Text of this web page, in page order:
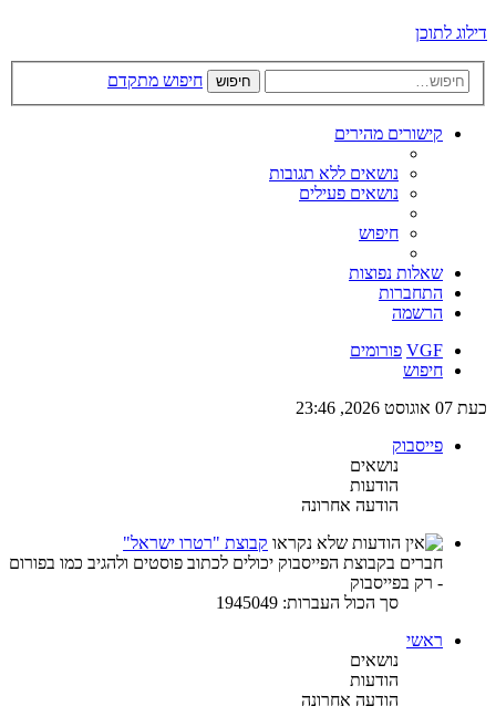
דילוג לתוכן
חיפוש חיפוש מתקדם
קישורים מהירים
נושאים ללא תגובות
נושאים פעילים
חיפוש
שאלות נפוצות
התחברות
הרשמה
VGF פורומים
חיפוש
כעת 07 אוגוסט 2026, 23:46
פייסבוק
נושאים
הודעות
הודעה אחרונה
קבוצת "רטרו ישראל"
חברים בקבוצת הפייסבוק יכולים לכתוב פוסטים ולהגיב כמו בפורום
- רק בפייסבוק
סך הכול העברות: 1945049
ראשי
נושאים
הודעות
הודעה אחרונה